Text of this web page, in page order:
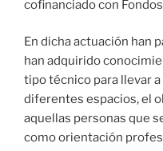
cofinanciado con
En dicha actuación han
han adquirido
tipo técnico para llevar
diferentes espacios, el
aquellas personas que
como orientación